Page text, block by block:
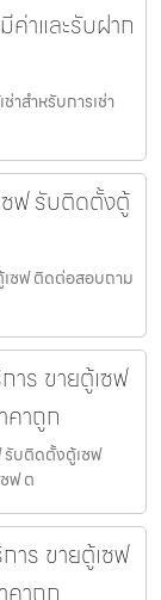
ค่าและรับฝาก
สำหรับการเช่า
ซฟ รับติดตั้งตู้
ซฟ ติดต่อสอบถาม
าร ขายตู้เซฟ
าถูก
รับติดตั้งตู้เซฟ
ฟ ต
าร ขายตู้เซฟ